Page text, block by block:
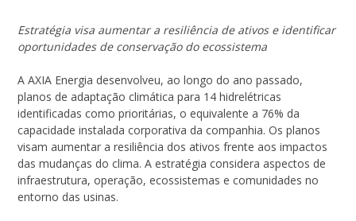
Estratégia visa aumentar a resiliência de ativos e identificar
oportunidades de conservação do ecossistema
A AXIA Energia desenvolveu, ao longo do ano passado,
planos de adaptação climática para 14 hidrelétricas
identificadas como prioritárias, o equivalente a 76% da
capacidade instalada corporativa da companhia. Os planos
visam aumentar a resiliência dos ativos frente aos impactos
das mudanças do clima. A estratégia considera aspectos de
infraestrutura, operação, ecossistemas e comunidades no
entorno das usinas.